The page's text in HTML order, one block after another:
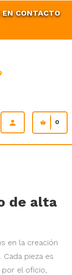
EN CONTACTO
0
de alta
en la creación
pieza es
por el oficio,